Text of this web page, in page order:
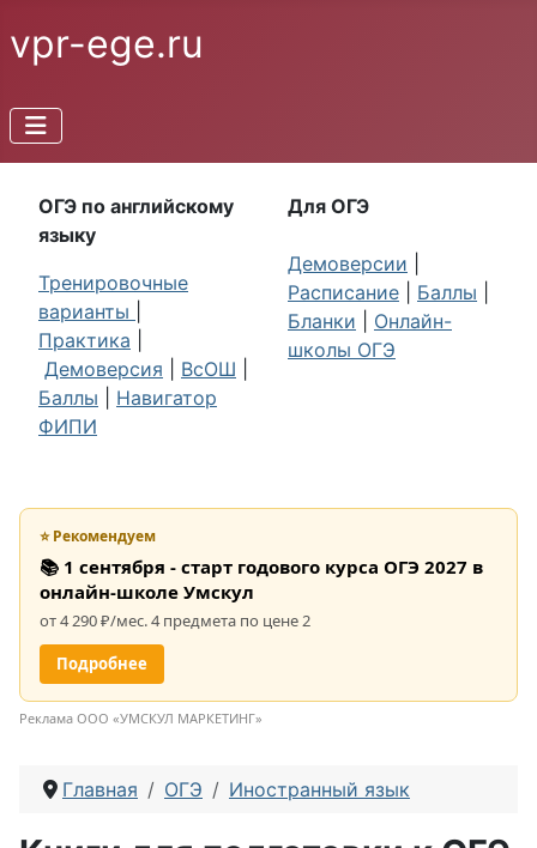
vpr-ege.ru
ОГЭ по английскому
языку
Тренировочные
варианты
Практика
Демоверсия
ВсОШ
Баллы
Навигатор
ФИПИ
Для ОГЭ
Демоверсии
Расписание
Баллы
Бланки
Онлайн-
школы ОГЭ
⭐ Рекомендуем
📚 1 сентября - старт годового курса ОГЭ 2027 в
онлайн-школе Умскул
от 4 290 ₽/мес. 4 предмета по цене 2
Подробнее
Реклама ООО «УМСКУЛ МАРКЕТИНГ»
Главная ОГЭ Иностранный язык